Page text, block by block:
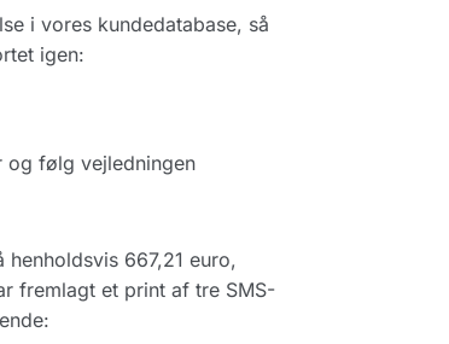
i vores kundedatabase, så
igen:
følg vejledningen
667,21 euro,
fremlagt et print af tre SMS-